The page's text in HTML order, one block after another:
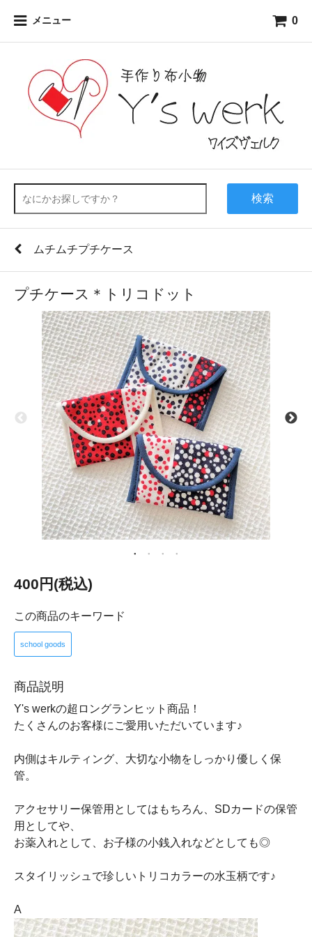
メニュー 0
検索
ムチムチプチケース
プチケース＊トリコドット
400円(税込)
この商品のキーワード
school goods
商品説明
Y's werkの超ロングランヒット商品！
たくさんのお客様にご愛用いただいています♪
内側はキルティング、大切な小物をしっかり優しく保
管。
アクセサリー保管用としてはもちろん、SDカードの保管
用としてや、
お薬入れとして、お子様の小銭入れなどとしても◎
スタイリッシュで珍しいトリコカラーの水玉柄です♪
A